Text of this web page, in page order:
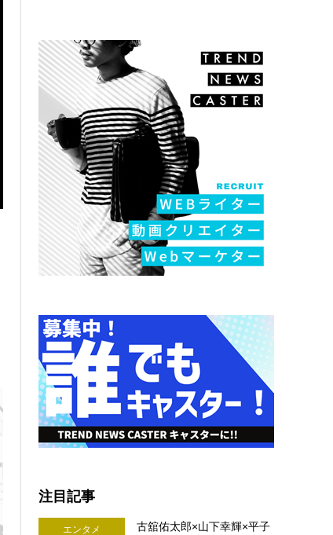
注目記事
エンタメ
古舘佑太郎×山下幸輝×平子